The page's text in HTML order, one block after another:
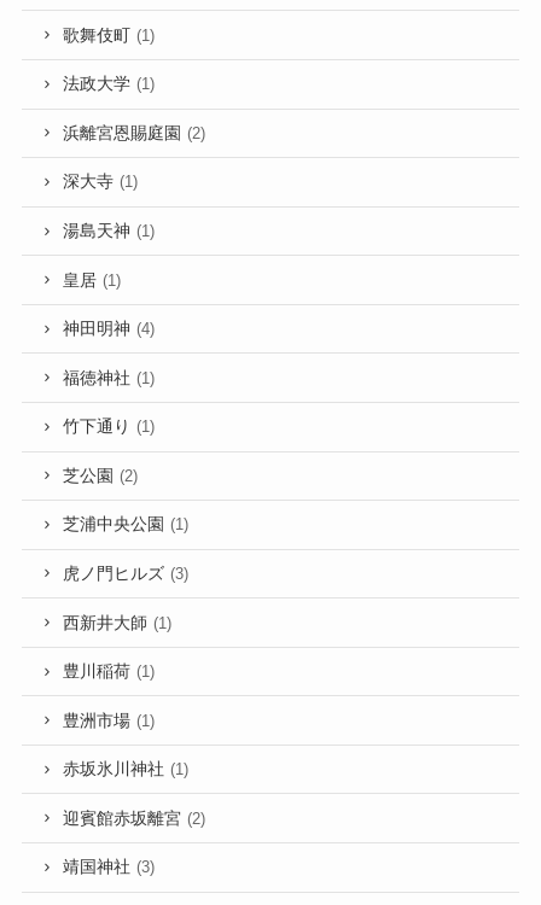
歌舞伎町 (1)
法政大学 (1)
浜離宮恩賜庭園 (2)
深大寺 (1)
湯島天神 (1)
皇居 (1)
神田明神 (4)
福徳神社 (1)
竹下通り (1)
芝公園 (2)
芝浦中央公園 (1)
虎ノ門ヒルズ (3)
西新井大師 (1)
豊川稲荷 (1)
豊洲市場 (1)
赤坂氷川神社 (1)
迎賓館赤坂離宮 (2)
靖国神社 (3)